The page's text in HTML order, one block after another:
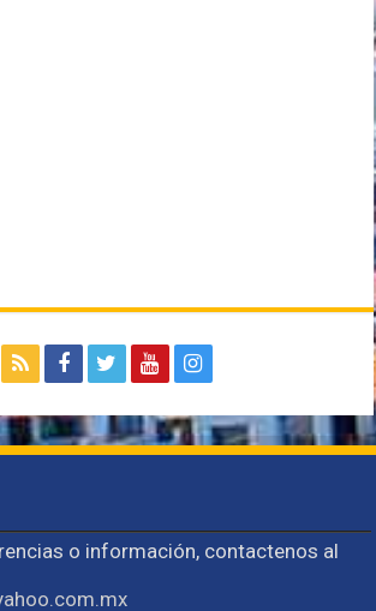
o información, contactenos al